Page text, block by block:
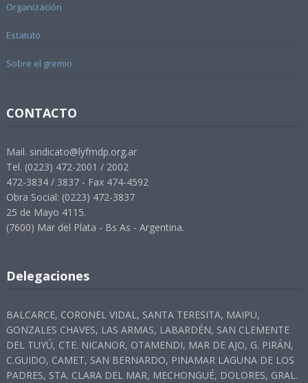
Organización
Estatuto
Sobre el gremio
CONTACTO
Mail. sindicato@lyfmdp.org.ar
Tel. (0223) 472-2001 / 2002
472-3834 / 3837 - Fax 474-4592
Obra Social: (0223) 472-3837
25 de Mayo 4115.
(7600) Mar del Plata - Bs As - Argentina.
Delegaciones
BALCARCE, CORONEL VIDAL, SANTA TERESITA, MAIPU,
GONZALES CHAVES, LAS ARMAS, LABARDÉN, SAN CLEMENTE
DEL TUYÚ, CTE. NICANOR, OTAMENDI, MAR DE AJO, G. PIRÁN,
C.GUIDO, CAMET, SAN BERNARDO, PINAMAR LAGUNA DE LOS
PADRES, STA. CLARA DEL MAR, MECHONGUÉ, DOLORES, GRAL.